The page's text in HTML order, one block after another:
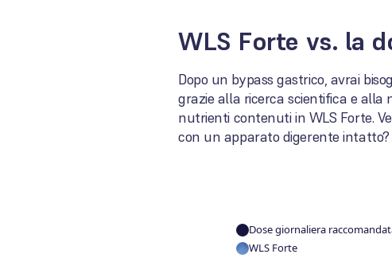
WLS Forte vs. la
Dopo un bypass gastrico, avrai
grazie alla ricerca scientifica e alla
nutrienti contenuti in WLS Forte.
con un apparato digerente intatto?
Dose giornaliera
WLS Forte